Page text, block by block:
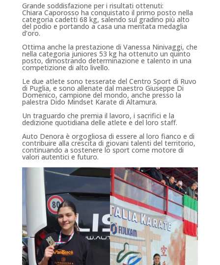
Grande soddisfazione per i risultati ottenuti:
Chiara Caporosso ha conquistato il primo posto nella
categoria cadetti 68 kg, salendo sul gradino più alto
del podio e portando a casa una meritata medaglia
d’oro.
Ottima anche la prestazione di Vanessa Ninivaggi, che
nella categoria juniores 53 kg ha ottenuto un quinto
posto, dimostrando determinazione e talento in una
competizione di alto livello.
Le due atlete sono tesserate del Centro Sport di Ruvo
di Puglia, e sono allenate dal maestro Giuseppe Di
Domenico, campione del mondo, anche presso la
palestra Dido Mindset Karate di Altamura.
Un traguardo che premia il lavoro, i sacrifici e la
dedizione quotidiana delle atlete e del loro staff.
Auto Denora è orgogliosa di essere al loro fianco e di
contribuire alla crescita di giovani talenti del territorio,
continuando a sostenere lo sport come motore di
valori autentici e futuro.